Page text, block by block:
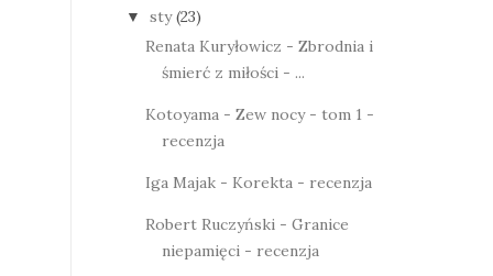
▼ sty (23)
Renata Kuryłowicz - Zbrodnia i
śmierć z miłości - ...
Kotoyama - Zew nocy - tom 1 -
recenzja
Iga Majak - Korekta - recenzja
Robert Ruczyński - Granice
niepamięci - recenzja